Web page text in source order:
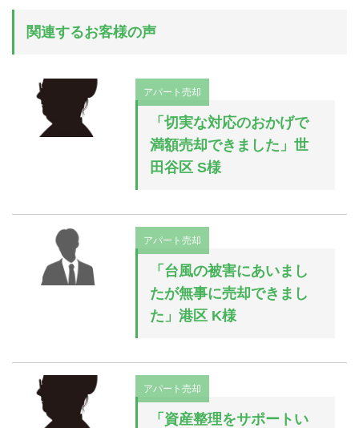
関連するお客様の声
アパート売却
「切実な対応のおかげで
満額売却できました」世
田谷区 S様
アパート売却
「台風の被害にあいまし
たが無事に売却できまし
た」港区 K様
アパート売却
「資産整理をサポートい